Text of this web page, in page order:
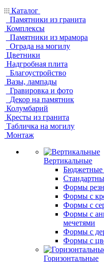
Каталог
Памятники из гранита
Комплексы
Памятники из мрамора
Ограда на могилу
Цветники
Надгробная плита
Благоустройство
Вазы, лампады
Гравировка и фото
Декор на памятник
Колумбарий
Кресты из гранита
Табличка на могилу
Монтаж
Вертикальные
Бюджетные
Формы
Формы с
Формы с
Формы с
мечетями
Формы с
Формы с
Горизонтальные